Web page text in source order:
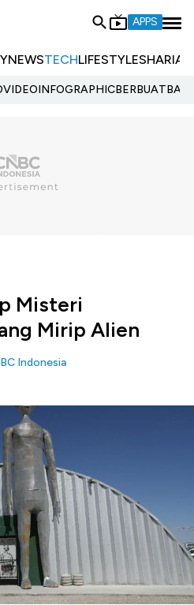
APPS
NEWSTECHLIFESTYLESHARIA
VIDEOINFOGRAPHIC
Misteri
Mirip Alien
Indonesia